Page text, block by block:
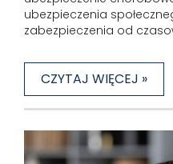
ubezpieczenia
zabezpieczenia od
CZYTAJ WIĘCEJ »